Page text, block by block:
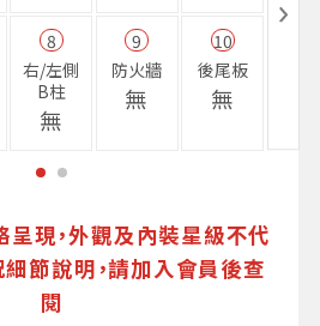
8
右/左側
B柱
無
9
防火牆
無
10
後尾板
無
現，外觀及內裝星級不代
節說明，請加入會員後查
閱